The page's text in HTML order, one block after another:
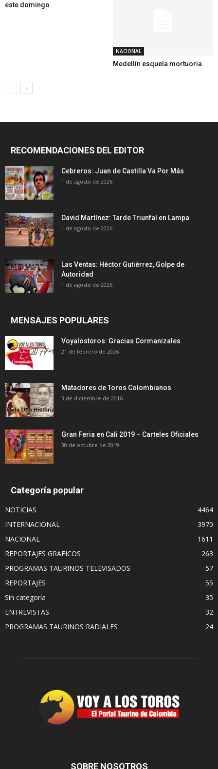
este domingo
NACIONAL
Medellín esquela mortuoria
RECOMENDACIONES DEL EDITOR
Cebreros: Juan de Castilla Va Por Más
1 de agosto de 2026
David Martínez: Tarde Triunfal en Lampa
1 de agosto de 2026
Las Ventas: Héctor Gutiérrez, Golpe de
Autoridad
1 de agosto de 2026
MENSAJES POPULARES
Voyalostoros: Gracias Cormanizales
21 de febrero de 2026
Matadores de Toros Colombianos
3 de diciembre de 2016
Gran Feria en Cali 2019 – Carteles Oficiales
30 de octubre de 2019
Categoría popular
NOTICIAS
4464
INTERNACIONAL
3970
NACIONAL
1611
REPORTAJES GRAFICOS
263
PROGRAMAS TAURINOS TELEVISADOS
57
REPORTAJES
55
Sin categoría
35
ENTREVISTAS
32
PROGRAMAS TAURINOS RADIALES
24
SOBRE NOSOTROS